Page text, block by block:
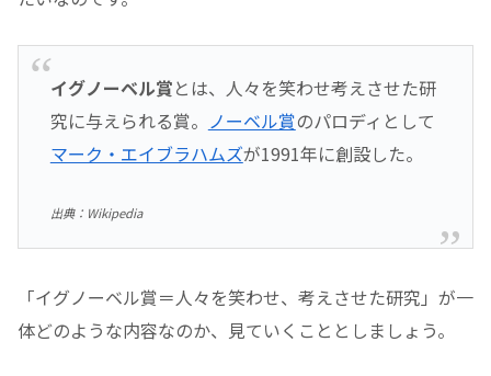
イグノーベル賞とは、人々を笑わせ考えさせた研
究に与えられる賞。 ノーベル賞のパロディとして
マーク・エイブラハムズが1991年に創設した。
出典：Wikipedia
「イグノーベル賞＝人々を笑わせ、考えさせた研究」が一
体どのような内容なのか、見ていくこととしましょう。